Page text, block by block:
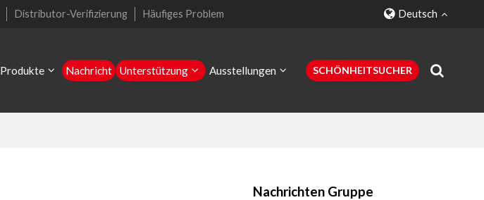
Distributor-Verifizierung Häufiges Problem Deutsch
Produkte Nachricht Unterstützung Ausstellungen SCHÖNHEITSUCHER
Nachrichten Gruppe